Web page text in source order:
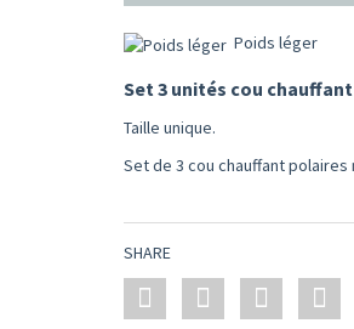
Poids léger
Set 3 unités cou chauffant
Taille unique.
Set de 3 cou chauffant
SHARE